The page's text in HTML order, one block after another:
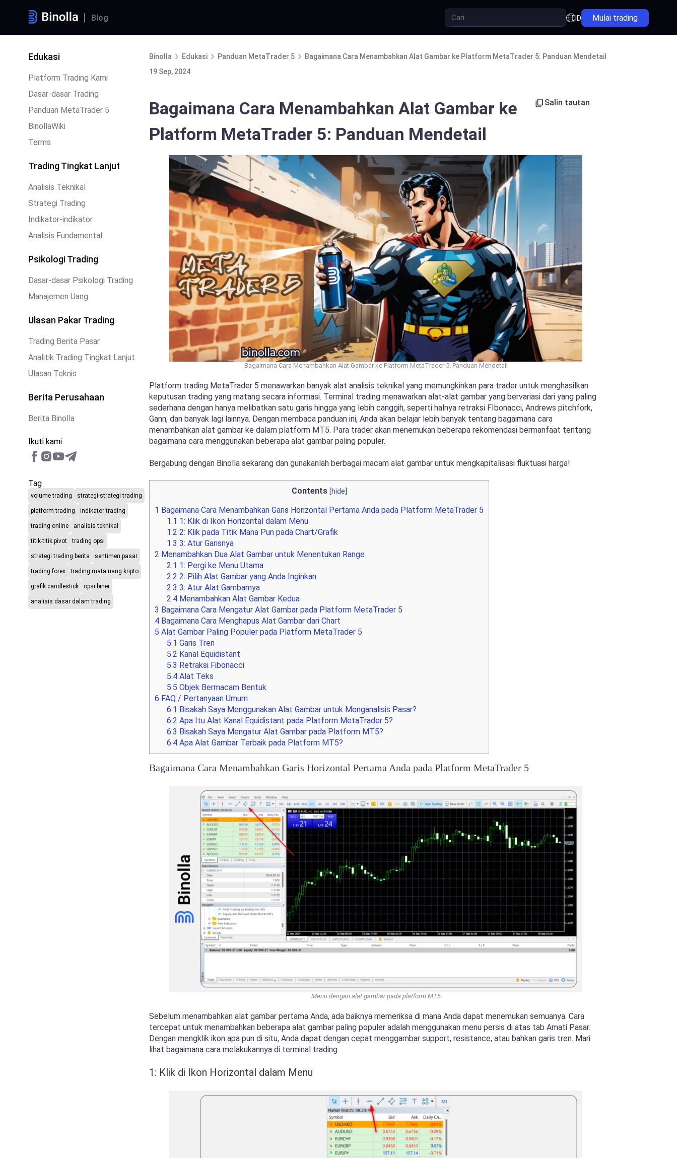
Blog ID Mulai trading
Edukasi
Platform Trading Kami
Dasar-dasar Trading
Panduan MetaTrader 5
BinollaWiki
Terms
Trading Tingkat Lanjut
Analisis Teknikal
Strategi Trading
Indikator-indikator
Analisis Fundamental
Psikologi Trading
Dasar-dasar Psikologi Trading
Manajemen Uang
Ulasan Pakar Trading
Trading Berita Pasar
Analitik Trading Tingkat Lanjut
Ulasan Teknis
Berita Perusahaan
Berita Binolla
Ikuti kami
Tag
volume trading strategi-strategi trading
platform trading indikator trading
trading online analisis teknikal
titik-titik pivot trading opsi
strategi trading berita sentimen pasar
trading forex trading mata uang kripto
grafik candlestick opsi biner
analisis dasar dalam trading
Binolla Edukasi Panduan MetaTrader 5
Bagaimana Cara Menambahkan Alat Gambar ke Platform MetaTrader 5: Panduan Mendetail
19 Sep, 2024
Bagaimana Cara Menambahkan Alat Gambar ke
Platform MetaTrader 5: Panduan Mendetail
Salin tautan
Bagaimana Cara Menambahkan Alat Gambar ke Platform MetaTrader 5: Panduan Mendetail
Platform trading MetaTrader 5 menawarkan banyak alat analisis teknikal yang memungkinkan para trader untuk menghasilkan
keputusan trading yang matang secara informasi. Terminal trading menawarkan alat-alat gambar yang bervariasi dari yang paling
sederhana dengan hanya melibatkan satu garis hingga yang lebih canggih, seperti halnya retraksi FIbonacci, Andrews pitchfork,
Gann, dan banyak lagi lainnya. Dengan membaca panduan ini, Anda akan belajar lebih banyak tentang bagaimana cara
menambahkan alat gambar ke dalam platform MT5. Para trader akan menemukan beberapa rekomendasi bermanfaat tentang
bagaimana cara menggunakan beberapa alat gambar paling populer.
Bergabung dengan Binolla sekarang dan gunakanlah berbagai macam alat gambar untuk mengkapitalisasi fluktuasi harga!
Contents [hide
1 Bagaimana Cara Menambahkan Garis Horizontal Pertama Anda pada Platform MetaTrader 5
1.1 1: Klik di Ikon Horizontal dalam Menu
1.2 2: Klik pada Titik Mana Pun pada Chart/Grafik
1.3 3: Atur Garisnya
2 Menambahkan Dua Alat Gambar untuk Menentukan Range
2.1 1: Pergi ke Menu Utama
2.2 2: Pilih Alat Gambar yang Anda Inginkan
2.3 3: Atur Alat Gambarnya
2.4 Menambahkan Alat Gambar Kedua
3 Bagaimana Cara Mengatur Alat Gambar pada Platform MetaTrader 5
4 Bagaimana Cara Menghapus Alat Gambar dari Chart
5 Alat Gambar Paling Populer pada Platform MetaTrader 5
5.1 Garis Tren
5.2 Kanal Equidistant
5.3 Retraksi Fibonacci
5.4 Alat Teks
5.5 Objek Bermacam Bentuk
6 FAQ / Pertanyaan Umum
6.1 Bisakah Saya Menggunakan Alat Gambar untuk Menganalisis Pasar?
6.2 Apa Itu Alat Kanal Equidistant pada Platform MetaTrader 5?
6.3 Bisakah Saya Mengatur Alat Gambar pada Platform MT5?
6.4 Apa Alat Gambar Terbaik pada Platform MT5?
Bagaimana Cara Menambahkan Garis Horizontal Pertama Anda pada Platform MetaTrader 5
Menu dengan alat gambar pada platform MT5
Sebelum menambahkan alat gambar pertama Anda, ada baiknya memeriksa di mana Anda dapat menemukan semuanya. Cara
tercepat untuk menambahkan beberapa alat gambar paling populer adalah menggunakan menu persis di atas tab Amati Pasar.
Dengan mengklik ikon apa pun di situ, Anda dapat dengan cepat menggambar support, resistance, atau bahkan garis tren. Mari
lihat bagaimana cara melakukannya di terminal trading.
1: Klik di Ikon Horizontal dalam Menu